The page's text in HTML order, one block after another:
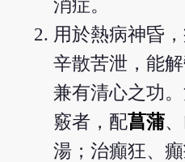
消症。
用於熱病神昏
辛散苦泄，能
兼有清心之功
竅者，配菖蒲、
湯；治癲狂、